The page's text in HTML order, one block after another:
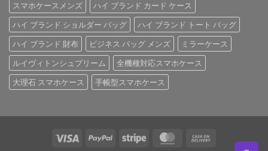
スマホケースメンズ
ハイ ブランド カード ケース
ハイ ブランド ショルダー バッグ
ハイ ブランド トート バッグ
ハイ ブランド 財布
ビジネス バッグ メンズ
ミラーケース
ルイヴィトンシュプリーム
全機種対応スマホケース
大理石 スマホケース
手帳型スマホケース
Visa PayPal Stripe MasterCard